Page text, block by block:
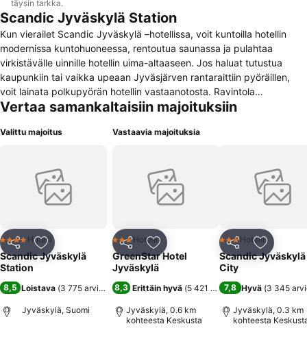
täysin tarkka.
Scandic Jyväskylä Station
Kun vierailet Scandic Jyväskylä –hotellissa, voit kuntoilla hotellin
modernissa kuntohuoneessa, rentoutua saunassa ja pulahtaa
virkistävälle uinnille hotellin uima-altaaseen. Jos haluat tutustua
kaupunkiin tai vaikka upeaan Jyväsjärven rantaraittiin pyöräillen,
voit lainata polkupyörän hotellin vastaanotosta. Ravintola
Colonialissa nautit herkullisen aterian kiireettömässä ja rennossa
jopa 250 osanottajalle ja maksuton paikoitusalue. Hotellissa on myös
Vertaa samankaltaisiin majoituksiin
Valittu majoitus
Jaa Lisää suosikkeihin
4 Tähtiluokitus
Hotelli
Scandic Jyväskylä
Station
8,5 Loistava (3 775 arviota )
Jyväskylä, Suomi
Vastaavia majoituksia
Jaa Lisää suosikkeihin
3 Tähtiluokitus
Hotelli
GreenStar Hotel
Jyväskylä
8,3 Erittäin hyvä (5 421 arviota )
Jyväskylä, 0.6 km
kohteesta Keskusta
Jaa Lisää
3 Tähtiluokitus
Hotelli
Scandic Jyväskylä
City
7,8 Hyvä (3 345
Jyväskylä, 0.3 km
kohteesta